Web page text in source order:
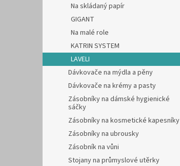
l
Na skládaný papír
GIGANT
Na malé role
KATRIN SYSTEM
LAVELI
Dávkovače na mýdla a pěny
Dávkovače na krémy a pasty
Zásobníky na dámské hygienické
sáčky
Zásobníky na kosmetické kapesníky
Zásobníky na ubrousky
Zásobník na vůni
Stojany na průmyslové utěrky